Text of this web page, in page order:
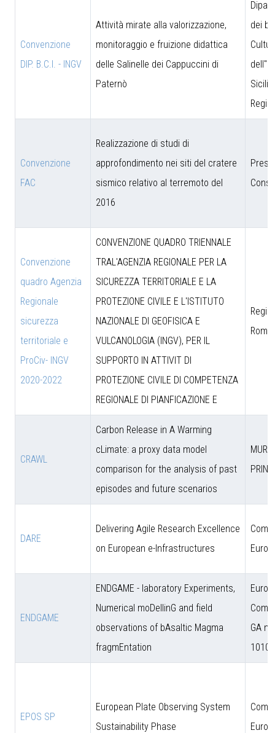
Convenzione
DIP. B.C.I. - INGV
Attività mirate alla valorizzazione,
monitoraggio e fruizione didattica
delle Salinelle dei Cappuccini di
Paternò
dei
Convenzione
FAC
Realizzazione di studi di
approfondimento nei siti del cratere
sismico relativo al terremoto del
2016
Convenzione
quadro Agenzia
Regionale
sicurezza
territoriale e
ProCiv- INGV
2020-2022
CONVENZIONE QUADRO TRIENNALE
TRAL'AGENZIA REGIONALE PER LA
SICUREZZA TERRITORIALE E LA
PROTEZIONE CIVILE E L'ISTITUTO
NAZIONALE DI GEOFISICA E
VULCANOLOGIA (INGV), PER IL
SUPPORTO IN ATTIVIT DI
PROTEZIONE CIVILE DI COMPETENZA
REGIONALE DI PIANFICAZIONE E
CRAWL
Carbon Release in A Warming
cLimate: a proxy data model
comparison for the analysis of past
episodes and future scenarios
MUR
PRIN)
DARE
Delivering Agile Research Excellence
on European e-Infrastructures
ENDGAME
ENDGAME - laboratory Experiments,
Numerical moDellinG and field
observations of bAsaltic Magma
fragmEntation
GA n.
EPOS SP
European Plate Observing System
Sustainability Phase